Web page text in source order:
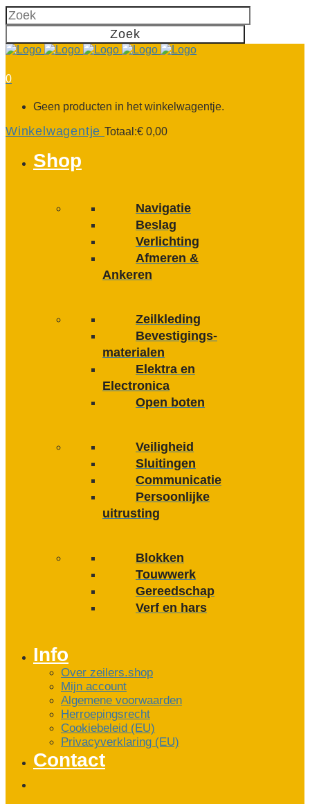
0
Geen producten in het winkelwagentje.
Winkelwagentje Totaal:€ 0,00
Shop
Navigatie
Beslag
Verlichting
Afmeren &
Ankeren
Zeilkleding
Bevestigings­­
materialen
Elektra en
Electronica
Open boten
Veiligheid
Sluitingen
Communicatie
Persoonlijke
uitrusting
Blokken
Touwwerk
Gereedschap
Verf en hars
Info
Over zeilers.shop
Mijn account
Algemene voorwaarden
Herroepingsrecht
Cookiebeleid (EU)
Privacyverklaring (EU)
Contact